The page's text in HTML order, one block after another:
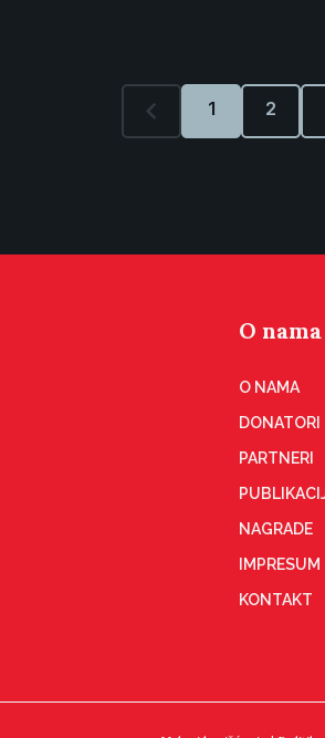
1 2
O nama
O NAMA
DONATORI
PARTNERI
NAGRADE
IMPRESUM
KONTAKT